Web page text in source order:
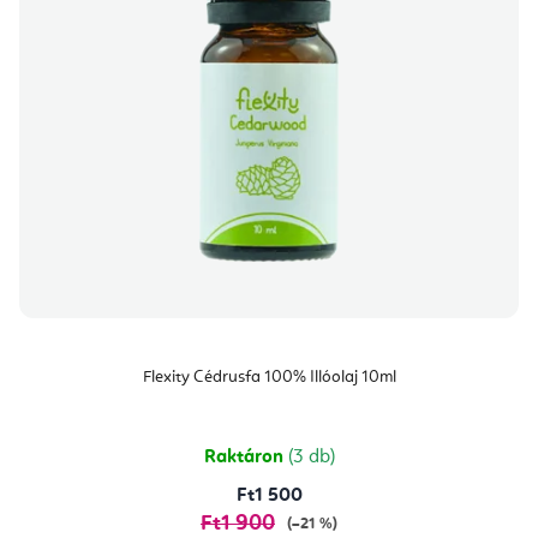
Flexity Cédrusfa 100% Illóolaj 10ml
Raktáron (3 db)
Ft1 500
Ft1 900 (–21 %)